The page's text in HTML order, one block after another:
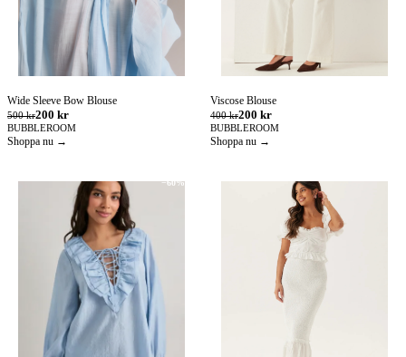
Wide Sleeve Bow Blouse
500 kr200 kr
BUBBLEROOM
Shoppa nu →
Viscose Blouse
400 kr200 kr
BUBBLEROOM
Shoppa nu →
−60%